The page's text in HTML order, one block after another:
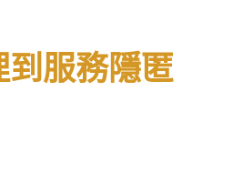
到服務隱匿